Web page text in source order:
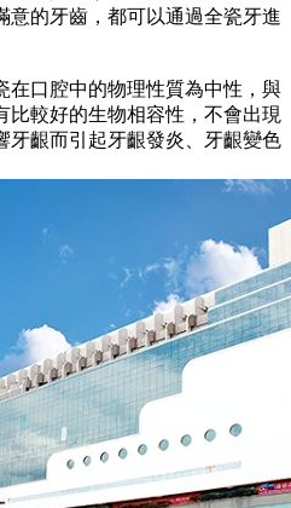
意的牙齒，都可以通過全瓷牙進
口腔中的物理性質為中性，與
比較好的生物相容性，不會出現
牙齦而引起牙齦發炎、牙齦變色